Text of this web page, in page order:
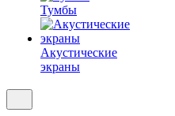
Тумбы
Акустические
экраны